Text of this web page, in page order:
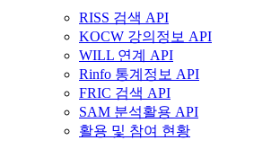
RISS 검색 API
KOCW 강의정보 API
WILL 연계 API
Rinfo 통계정보 API
FRIC 검색 API
SAM 분석활용 API
활용 및 참여 현황